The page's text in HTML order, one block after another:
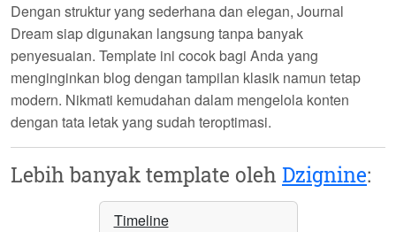
Dengan struktur yang sederhana dan elegan, Journal
Dreamsiap digunakan langsung tanpa banyak
penyesuaian. Template ini cocok bagi Anda yang
menginginkan blog dengan tampilan klasik namun tetap
modern. Nikmati kemudahan dalam mengelola konten
dengan tata letak yang sudah teroptimasi.
Lebih banyak template oleh Dzignine:
Timeline